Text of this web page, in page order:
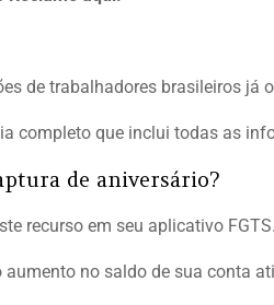
de trabalhadores brasileiros já
completo que inclui todas as
de aniversário?
recurso em seu aplicativo FGTS.
no saldo de sua conta